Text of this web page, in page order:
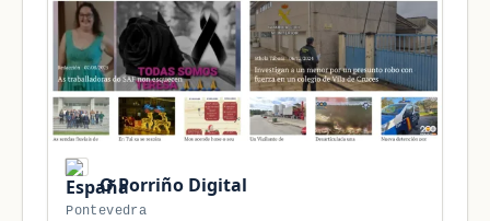
O Porriño Digital
Pontevedra